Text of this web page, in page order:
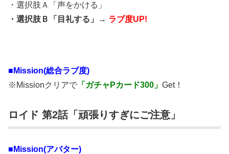
・選択肢Ａ「声をかける」
・選択肢Ｂ「目礼する」→ ラブ度UP!
■Mission(総合ラブ度)
※Missionクリアで 「ガチャPカード300」 Get！
ロイド 第2話「頑張りすぎにご注意」
■Mission(アバター)